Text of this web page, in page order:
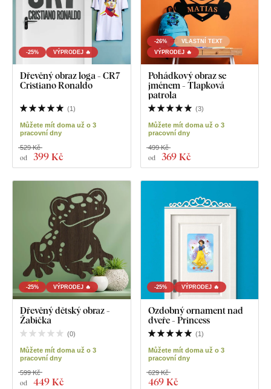
-25% VÝPRODEJ 🔥
Dřevěný obraz loga - CR7
Cristiano Ronaldo
(1 )
Můžete mít doma už o 3
pracovní dny
od 399 Kč
529 Kč
-26%
VLASTNÍ TEXT
VÝPRODEJ 🔥
Pohádkový obraz se
jménem - Tlapková
patrola
(3)
Můžete mít doma už o 3
pracovní dny
od 369 Kč
499 Kč
-25% VÝPRODEJ 🔥
Dřevěný dětský obraz -
Žabička
(0)
Můžete mít doma už o 3
pracovní dny
od 449 Kč
599 Kč
-25% VÝPRODEJ 🔥
Ozdobný ornament nad
dveře - Princess
(1)
Můžete mít doma už o 3
pracovní dny
469 Kč
629 Kč